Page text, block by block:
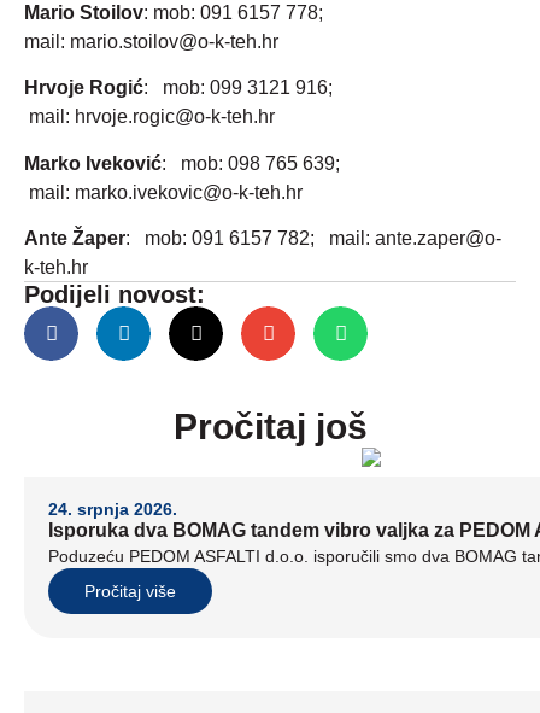
Mario Stoilov: mob: 091 6157 778;
mail: mario.stoilov@o-k-teh.hr
Hrvoje Rogić: mob: 099 3121 916;
mail: hrvoje.rogic@o-k-teh.hr
Marko Iveković: mob: 098 765 639;
mail: marko.ivekovic@o-k-teh.hr
Ante Žaper: mob: 091 6157 782; mail: ante.zaper@o-
k-teh.hr
Podijeli novost:
Pročitaj još
24. srpnja 2026.
Isporuka dva BOMAG tandem vibro valjka za PEDOM
Poduzeću PEDOM ASFALTI d.o.o. isporučili smo dva BOMAG
Pročitaj više